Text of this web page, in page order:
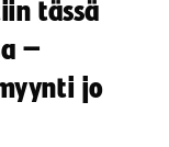
tässä
–
jo